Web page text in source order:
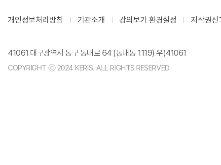
개인정보처리방침 기관소개 강의보기 환경설정 저작권신
41061 대구광역시 동구 동내로 64 (동내동 1119) 우)41061
COPYRIGHT ⓒ 2024 KERIS. ALL RIGHTS RESERVED